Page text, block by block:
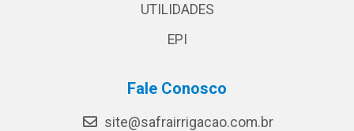
UTILIDADES
EPI
Fale Conosco
site@safrairrigacao.com.br